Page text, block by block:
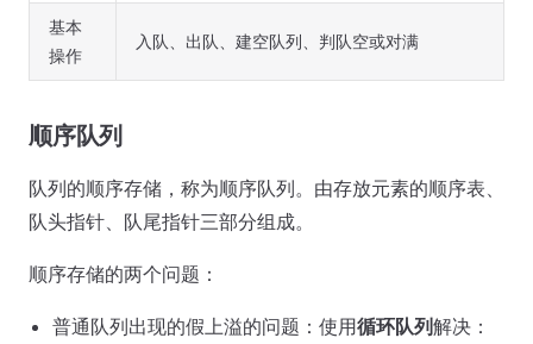
基本
操作
入队、出队、建空队列、判队空或对满
顺序队列
队列的顺序存储，称为顺序队列。由存放元素的顺序表、
队头指针、队尾指针三部分组成。
顺序存储的两个问题：
普通队列出现的假上溢的问题：使用循环队列解决：